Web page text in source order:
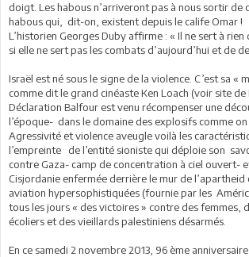
doigt. Les habous n’arriveront pas à nous sortir de
habous qui, dit-on, existent depuis le calife Omar !
L’historien Georges Duby affirme : « Il ne sert à
si elle ne sert pas les combats d’aujourd’hui et de
Israël est né sous le signe de la violence. C’est sa «
comme dit le grand cinéaste Ken Loach (voir site de
Déclaration Balfour est venu récompenser une
l’époque- dans le domaine des explosifs comme on
Agressivité et violence aveugle voilà les
l’empreinte de l’entité sioniste qui déploie son
contre Gaza- camp de concentration à ciel ouvert-
Cisjordanie enfermée derrière le mur de l’apartheid
aviation hypersophistiquées (fournie par les
tous les jours « des victoires » contre des femmes,
écoliers et des vieillards palestiniens désarmés.
En ce samedi 2 novembre 2013, 96 ème